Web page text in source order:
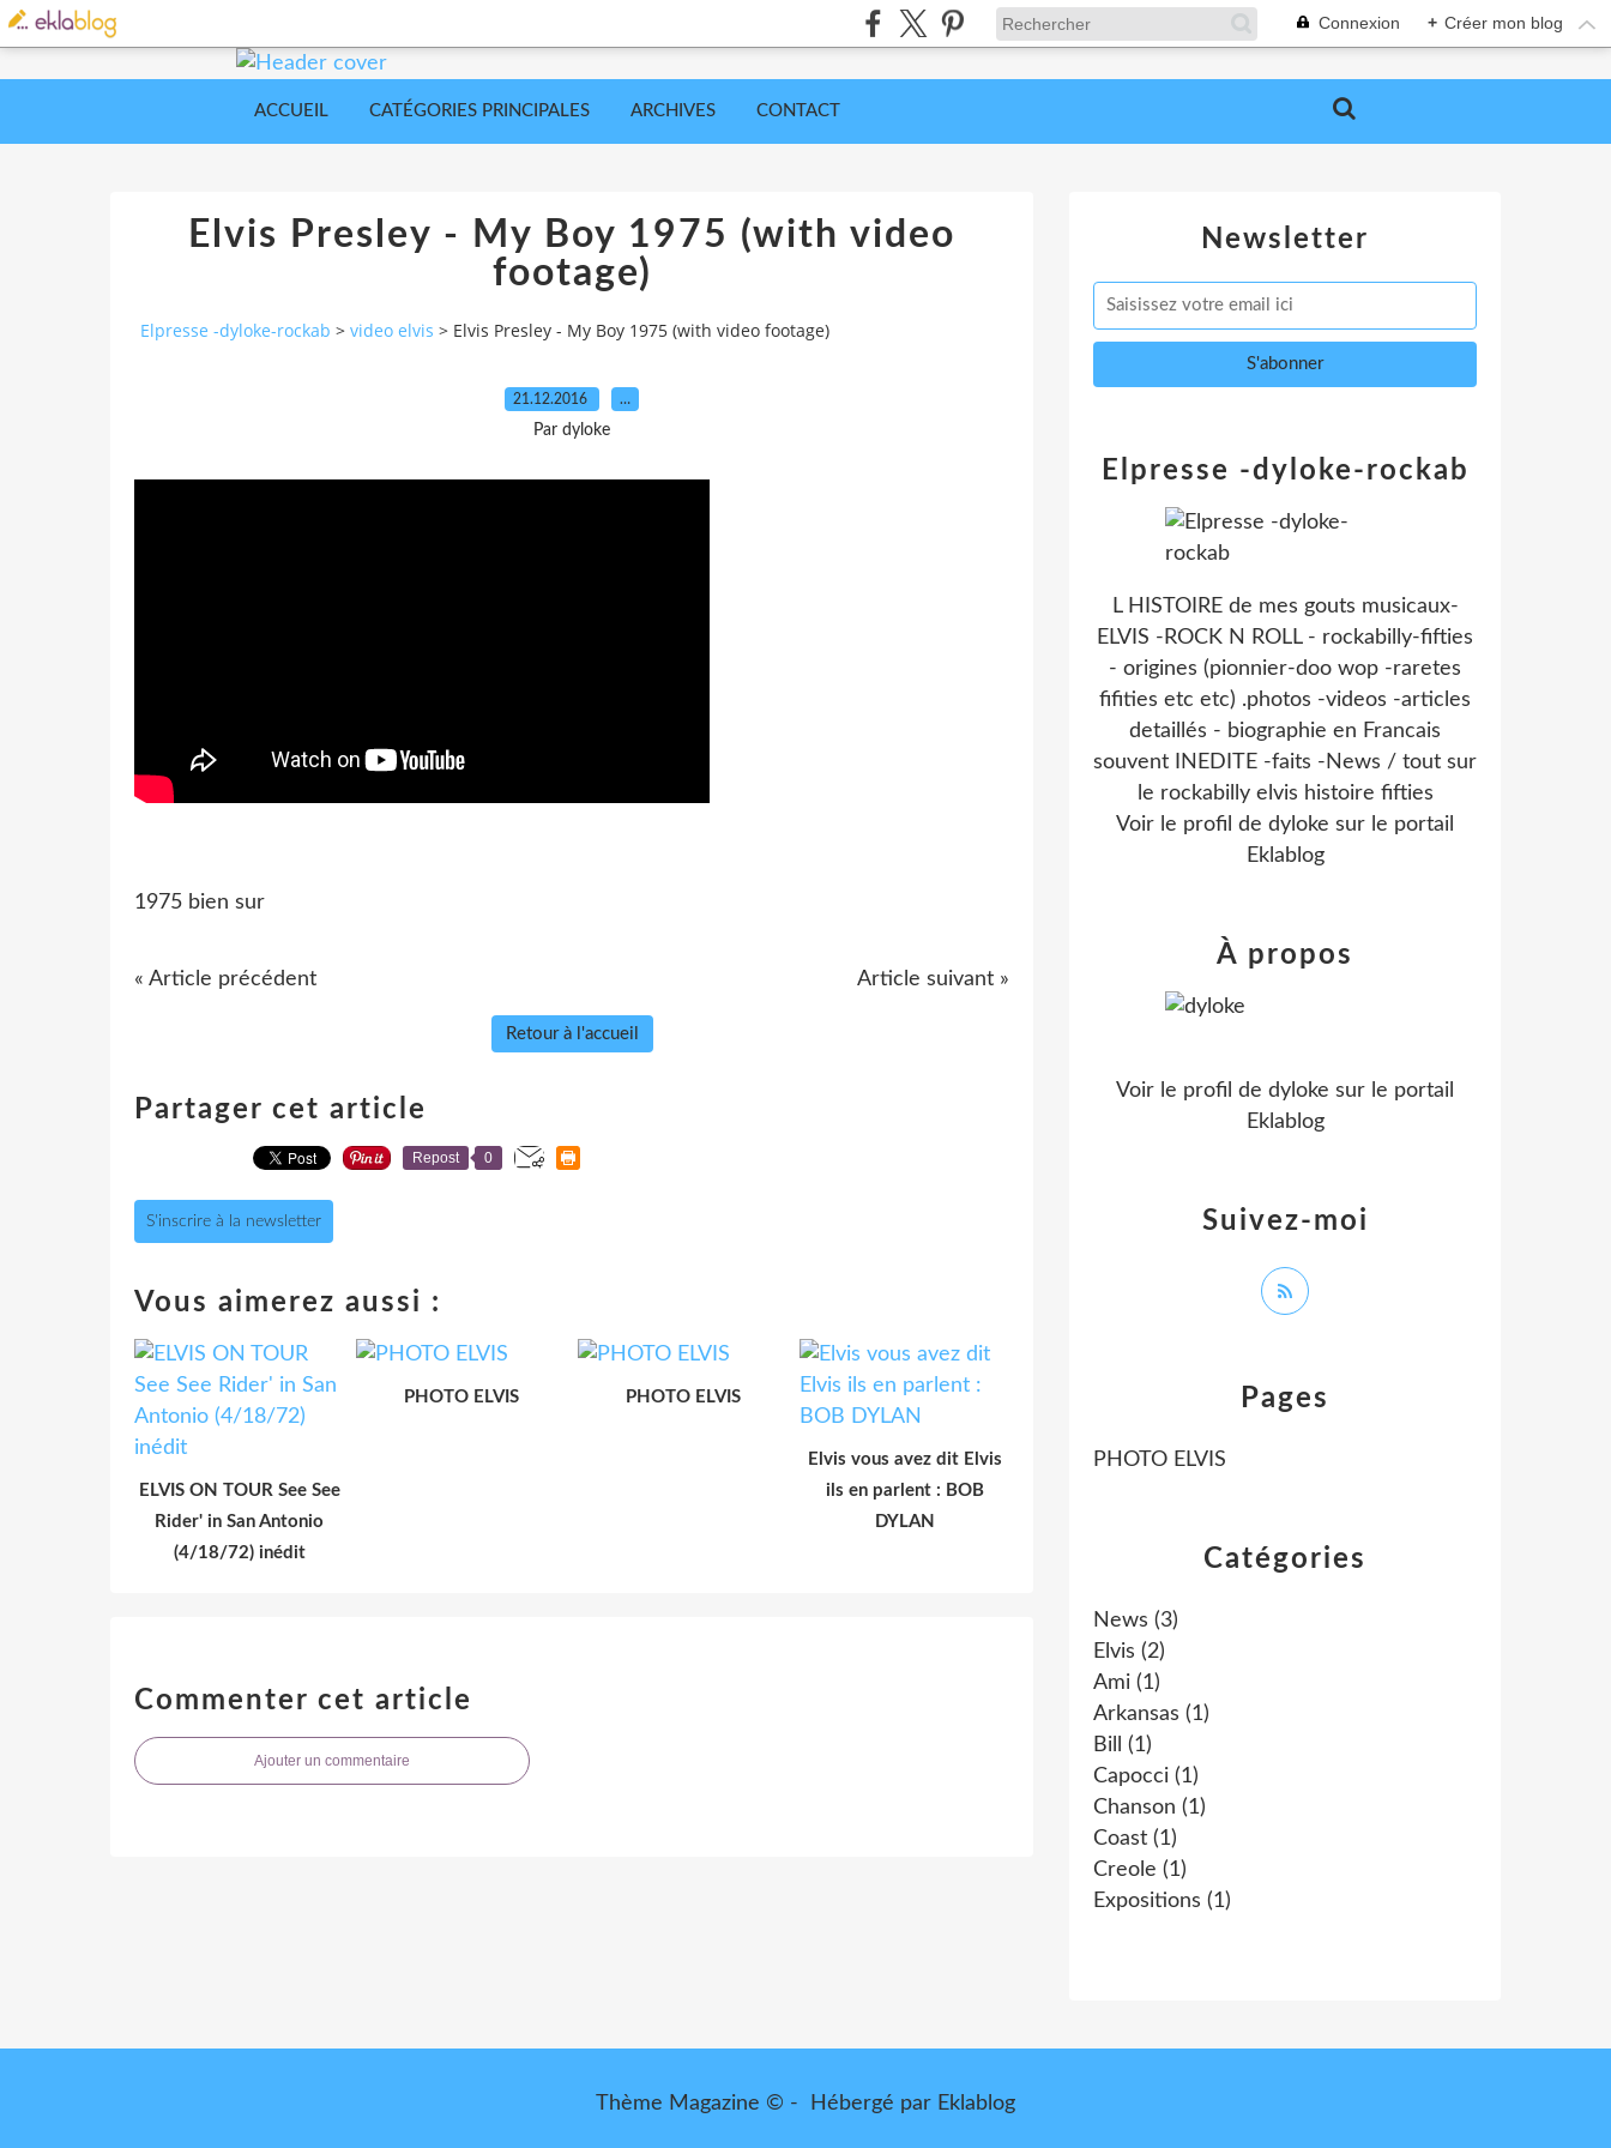
Connexion + Créer mon blog
ACCUEIL CATÉGORIES PRINCIPALES ARCHIVES CONTACT
Elvis Presley - My Boy 1975 (with video
footage)
Elpresse -dyloke-rockab > video elvis > Elvis Presley - My Boy 1975 (with video footage)
21.12.2016 …
Par dyloke
1975 bien sur
« Article précédent Article suivant »
Retour à l'accueil
Partager cet article
Repost 0
S'inscrire à la newsletter
Vous aimerez aussi :
ELVIS ON TOUR See See
Rider' in San Antonio
(4/18/72) inédit
PHOTO ELVIS PHOTO ELVIS
Elvis vous avez dit Elvis
ils en parlent : BOB
DYLAN
Commenter cet article
Ajouter un commentaire
Newsletter
Catégories
News (3)
Elvis (2)
Ami (1)
Arkansas (1)
Bill
(1)
Capocci (1)
Chanson (1)
Coast (1)
Creole (1)
Expositions (1)
Pages
PHOTO ELVIS
Elpresse -dyloke-rockab
L HISTOIRE de mes gouts musicaux-
ELVIS -ROCK N ROLL - rockabilly-fifties
- origines (pionnier-doo wop -raretes
fifities etc etc) .photos -videos -articles
detaillés - biographie en Francais
souvent INEDITE -faits -News / tout sur
le rockabilly elvis histoire fifties
Voir le profil de dyloke sur le portail
Eklablog
Suivez-moi
À propos
Voir le profil de dyloke sur le portail
Eklablog
Thème Magazine © - Hébergé par Eklablog